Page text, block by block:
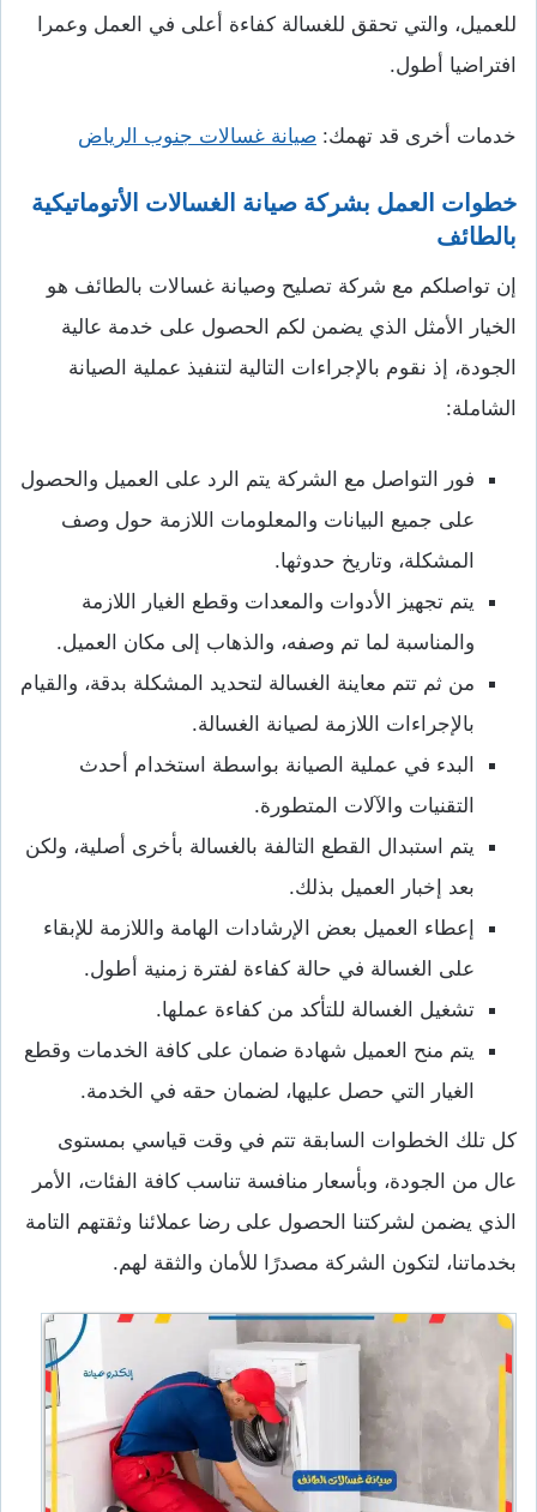
للعميل، والتي تحقق للغسالة كفاءة أعلى في العمل وعمرا
افتراضيا أطول.
خدمات أخرى قد تهمك: صيانة غسالات جنوب الرياض
خطوات العمل بشركة صيانة الغسالات الأتوماتيكية
بالطائف
إن تواصلكم مع شركة تصليح وصيانة غسالات بالطائف هو
الخيار الأمثل الذي يضمن لكم الحصول على خدمة عالية
الجودة، إذ نقوم بالإجراءات التالية لتنفيذ عملية الصيانة
الشاملة:
فور التواصل مع الشركة يتم الرد على العميل والحصول
على جميع البيانات والمعلومات اللازمة حول وصف
المشكلة، وتاريخ حدوثها.
يتم تجهيز الأدوات والمعدات وقطع الغيار اللازمة
والمناسبة لما تم وصفه، والذهاب إلى مكان العميل.
من ثم تتم معاينة الغسالة لتحديد المشكلة بدقة، والقيام
بالإجراءات اللازمة لصيانة الغسالة.
البدء في عملية الصيانة بواسطة استخدام أحدث
التقنيات والآلات المتطورة.
يتم استبدال القطع التالفة بالغسالة بأخرى أصلية، ولكن
بعد إخبار العميل بذلك.
إعطاء العميل بعض الإرشادات الهامة واللازمة للإبقاء
على الغسالة في حالة كفاءة لفترة زمنية أطول.
تشغيل الغسالة للتأكد من كفاءة عملها.
يتم منح العميل شهادة ضمان على كافة الخدمات وقطع
الغيار التي حصل عليها، لضمان حقه في الخدمة.
كل تلك الخطوات السابقة تتم في وقت قياسي بمستوى
عال من الجودة، وبأسعار منافسة تناسب كافة الفئات، الأمر
الذي يضمن لشركتنا الحصول على رضا عملائنا وثقتهم التامة
بخدماتنا، لتكون الشركة مصدرًا للأمان والثقة لهم.